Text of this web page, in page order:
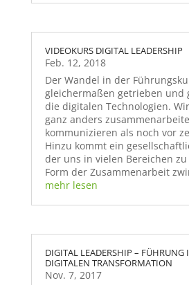
VIDEOKURS DIGITAL LEADERSHIP
Feb. 12, 2018
Der Wandel in der
gleichermaßen getrieben und
die digitalen Technologien.
ganz anders
kommunizieren als noch vor
Hinzu kommt ein
der uns in vielen Bereichen
Form der Zusammenarbeit
mehr lesen
DIGITAL LEADERSHIP – FÜHRUNG
DIGITALEN TRANSFORMATION
Nov. 7, 2017